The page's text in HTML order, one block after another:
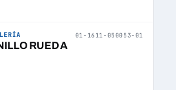
01-1611-050053-01
RUEDA